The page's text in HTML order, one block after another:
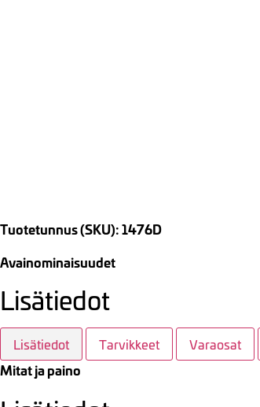
Tuotetunnus (SKU): 1476D
Avainominaisuudet
Lisätiedot
Lisätiedot Tarvikkeet Varaosat
Mitat ja paino